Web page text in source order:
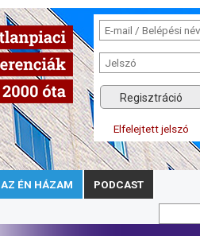
Regisztráció
Elfelejtett jelszó
AZ ÉN HÁZAM PODCAST